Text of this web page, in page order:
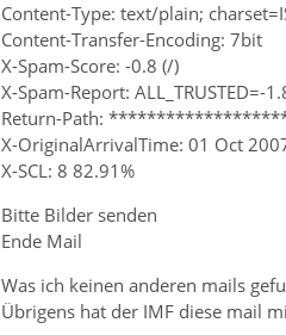
Content-Type: text/plain;
Content-Transfer-Encoding: 7bit
X-Spam-Score: -0.8 (/)
X-Spam-Report: ALL_TRUSTED=-
Return-Path:
X-OriginalArrivalTime: 01 Oct
X-SCL: 8 82.91%
Bitte Bilder senden
Ende Mail
Was ich keinen anderen mails
Übrigens hat der IMF diese mail